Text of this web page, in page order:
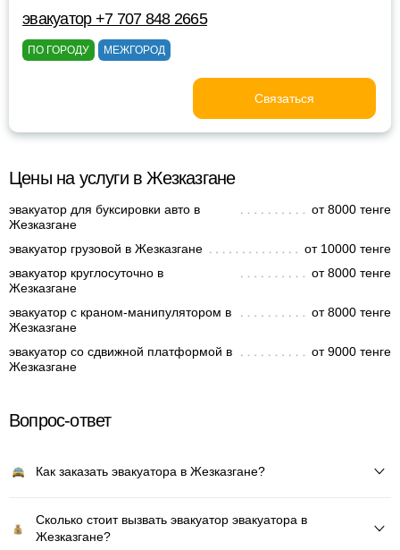
эвакуатор +7 707 848 2665
ПО ГОРОДУ МЕЖГОРОД
Связаться
Цены на услуги в Жезказгане
эвакуатор для буксировки авто в
Жезказгане
от 8000 тенге
эвакуатор грузовой в Жезказгане
от 10000 тенге
эвакуатор круглосуточно в
Жезказгане
от 8000 тенге
эвакуатор с краном-манипулятором в
Жезказгане
от 8000 тенге
эвакуатор со сдвижной платформой в
Жезказгане
от 9000 тенге
Вопрос-ответ
Как заказать эвакуатора в Жезказгане?
Сколько стоит вызвать эвакуатор эвакуатора в
Жезказгане?